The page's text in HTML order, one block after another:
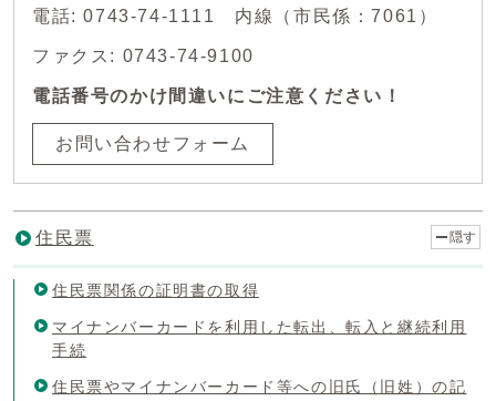
電話: 0743-74-1111 内線（市民係：7061）
ファクス: 0743-74-9100
電話番号のかけ間違いにご注意ください！
お問い合わせフォーム
住民票 隠す
住民票関係の証明書の取得
マイナンバーカードを利用した転出、転入と継続利用
手続
住民票やマイナンバーカード等への旧氏（旧姓）の記